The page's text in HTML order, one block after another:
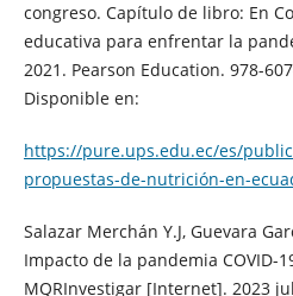
congreso. Capítulo de libro: En
educativa para enfrentar la
2021. Pearson Education. 978-
Disponible en:
https://pure.ups.edu.ec/es/
propuestas-de-nutrición-en-
Salazar Merchán Y.J, Guevara
Impacto de la pandemia COVID-
MQRInvestigar [Internet]. 2023